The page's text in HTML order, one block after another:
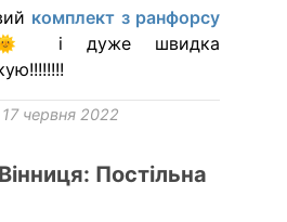
комплект з ранфорсу
і дуже швидка
червня 2022
Постільна